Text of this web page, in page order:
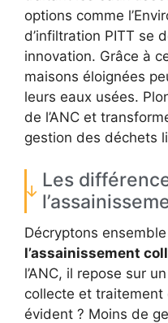
options comme
d’infiltration PITT se
innovation. Grâce à
maisons éloignées
leurs eaux usées.
de l’ANC et
gestion des déchets
Les
Décryptons ensemble
l’assainissement
l’ANC, il repose sur
collecte et
évident ? Moins de